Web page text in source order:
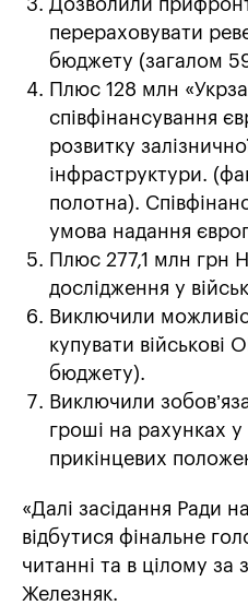
Дозволили
перераховувати
бюджету (загалом
Плюс 128 млн
співфінансування
розвитку
інфраструктури.
полотна).
умова надання
Плюс 277,1 млн грн
дослідження у
Виключили
купувати військові
бюджету).
Виключили
гроші на рахунках у
прикінцевих
«Далі засідання Ради
відбутися фінальне
читанні та в цілому за
Железняк.